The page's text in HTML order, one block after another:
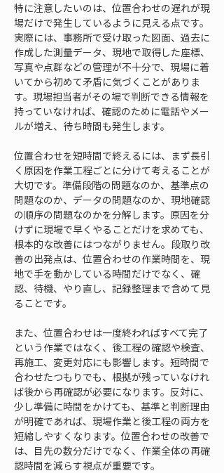
特に注意したいのは、位置合わせの遅れが現
場だけで発生しているように見える点です。
実際には、事務所で受け取った図面、過去に
作成した測量データ、現地で取得した座標、
写真や点群などの管理が不十分で、現場に着
いてから初めて矛盾に気づくことがありま
す。現場担当者がその場で判断できる情報を
持っていなければ、確認のために電話やメー
ルが増え、待ち時間も発生します。
位置合わせを短時間で終えるには、まず長引
く原因を作業工程ごとに分けて考えることが
大切です。準備段階の問題なのか、基準点の
問題なのか、データの問題なのか、現地確認
の順序の問題なのかを分解します。原因を分
けずに現場で早くやることだけを求めても、
根本的な改善にはつながりません。段取り改
善の出発点は、位置合わせの作業時間を、現
地で手を動かしている時間だけでなく、確
認、待機、やり直し、記録整理まで含めて見
ることです。
また、位置合わせは一度終わればすべて完了
という作業ではなく、後工程の確認や検査、
再施工、変更対応にも影響します。短時間で
合わせたつもりでも、根拠が残っていなけれ
ば後から再確認が必要になります。反対に、
少し準備に時間をかけても、基準と判断理由
が明確であれば、現場作業と後工程の両方を
短縮しやすくなります。位置合わせの改善で
は、目先の数分だけでなく、作業全体の再確
認時間を減らす視点が重要です。